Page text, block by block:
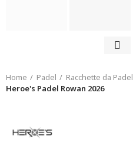
Home Padel Racchette da Padel
Heroe's Padel Rowan 2026